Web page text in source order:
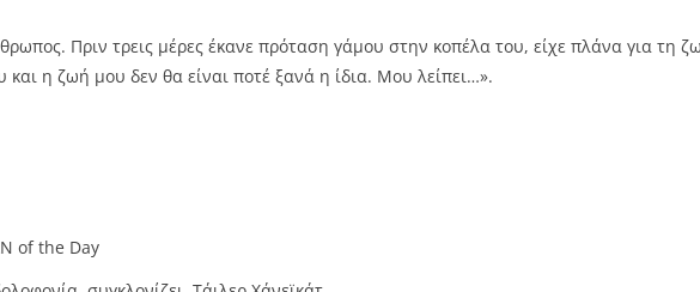
Πριν τρεις μέρες έκανε πρόταση γάμου στην κοπέλα του, είχε πλάνα για τη
η ζωή μου δεν θα είναι ποτέ ξανά η ίδια. Μου λείπει…».
of the Day